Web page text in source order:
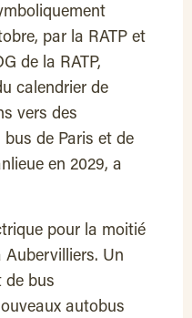
par la RATP et
de la RATP,
calendrier de
vers des
de Paris et de
en 2029, a
pour la moitié
Aubervilliers. Un
de bus
autobus